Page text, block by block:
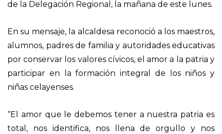
de la Delegación Regional, la mañana de este lunes.
En su mensaje, la alcaldesa reconoció a los maestros,
alumnos, padres de familia y autoridades educativas
por conservar los valores cívicos, el amor a la patria y
participar en la formación integral de los niños y
niñas celayenses.
“El amor que le debemos tener a nuestra patria es
total, nos identifica, nos llena de orgullo y nos